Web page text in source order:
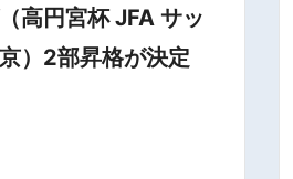
高円宮杯 JFA サッ
）2部昇格が決定